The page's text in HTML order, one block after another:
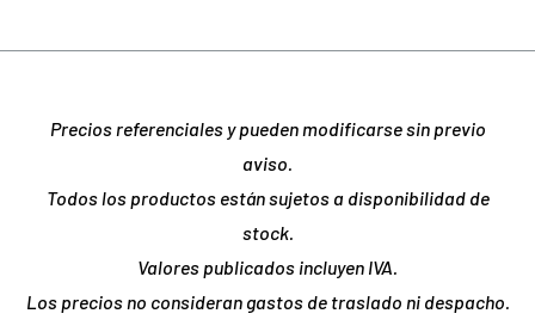
Precios referenciales y pueden modificarse sin previo
aviso.
Todos los productos están sujetos a disponibilidad de
stock.
Valores publicados incluyen IVA.
Los precios no consideran gastos de traslado ni despacho.